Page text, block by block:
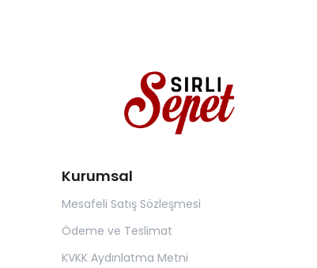
Kurumsal
Mesafeli Satış Sözleşmesi
Ödeme ve Teslimat
KVKK Aydınlatma Metni